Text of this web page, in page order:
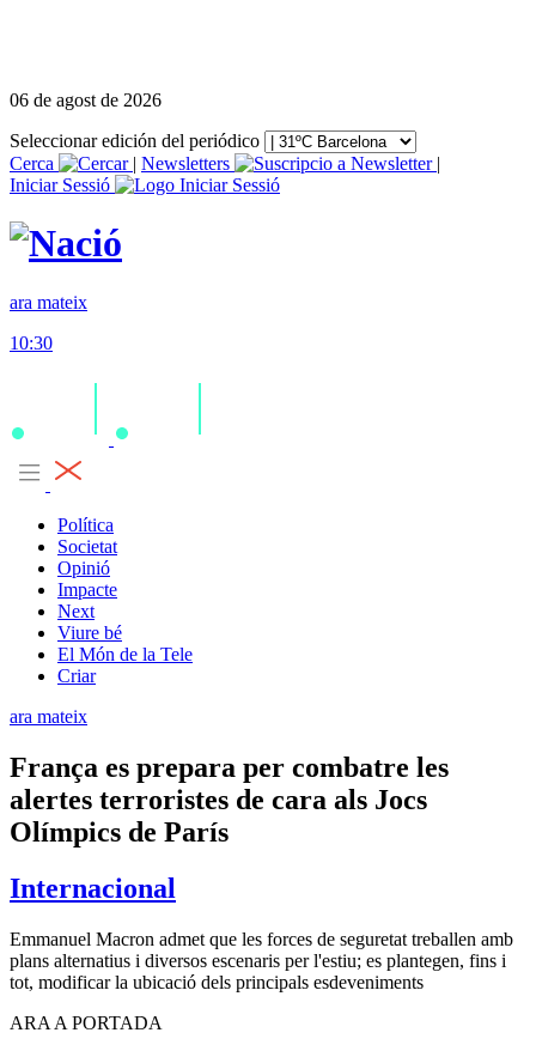
06 de agost de 2026
Seleccionar edición del periódico
Cerca
| Newsletters
|
Iniciar Sessió
ara mateix
10:30
Política
Societat
Opinió
Impacte
Next
Viure bé
El Món de la Tele
Criar
ara mateix
França es prepara per combatre les
alertes terroristes de cara als Jocs
Olímpics de París
Internacional
Emmanuel Macron admet que les forces de seguretat treballen amb
plans alternatius i diversos escenaris per l'estiu; es plantegen, fins i
tot, modificar la ubicació dels principals esdeveniments
ARA A PORTADA